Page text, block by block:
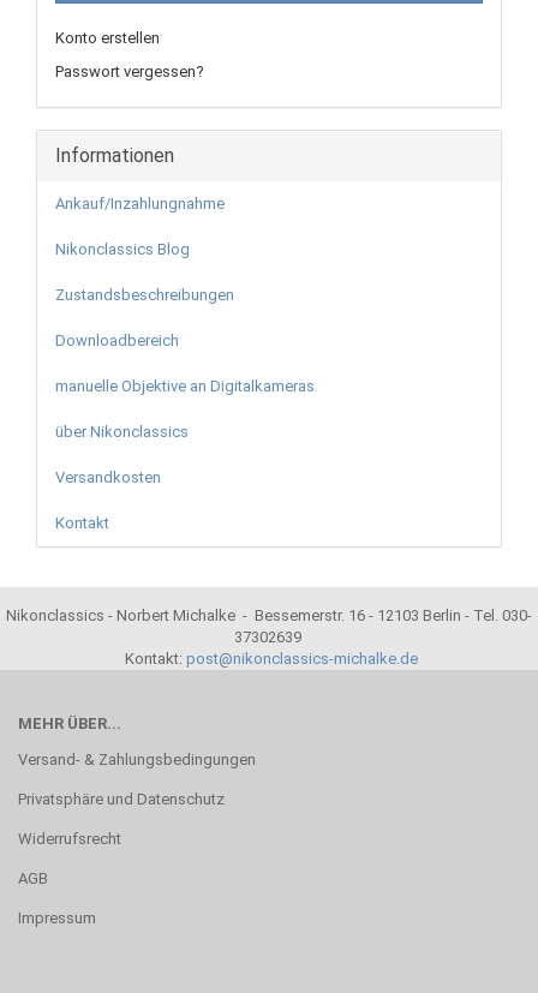
Konto erstellen
Passwort vergessen?
Informationen
Ankauf/Inzahlungnahme
Nikonclassics Blog
Zustandsbeschreibungen
Downloadbereich
manuelle Objektive an Digitalkameras
über Nikonclassics
Versandkosten
Kontakt
Nikonclassics - Norbert Michalke - Bessemerstr. 16 - 12103 Berlin - Tel. 030-
37302639
Kontakt: post@nikonclassics-michalke.de
MEHR ÜBER...
Versand- & Zahlungsbedingungen
Privatsphäre und Datenschutz
Widerrufsrecht
AGB
Impressum